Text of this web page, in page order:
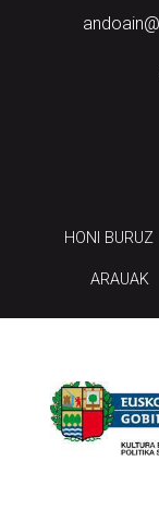
HONI BURUZ
ARAUAK